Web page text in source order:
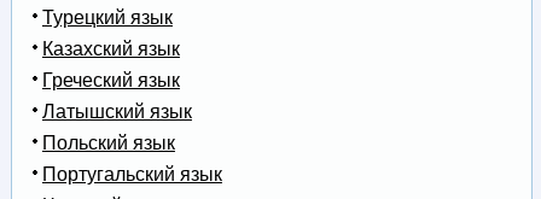
Турецкий язык
Казахский язык
Греческий язык
Латышский язык
Польский язык
Португальский язык